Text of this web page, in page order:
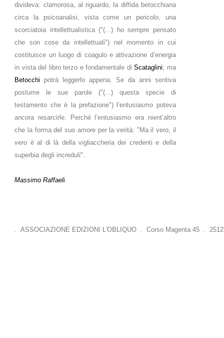
divideva: clamorosa, al riguardo, la diffida betocchiana
circa la psicoanalisi, vista come un pericolo, una
scorciatoia intellettualistica ("(...) ho sempre pensato
che son cose da intellettuali") nel momento in cui
costituisce un luogo di coagulo e attivazione d’energia
in vista del libro terzo e fondamentale diScataglini; ma
Betocchi potrà leggerlo appena. Se da anni sentiva
postume le sue parole ("(...) questa specie di
testamento che è la prefazione") l’entusiasmo poteva
ancora resarcirle. Perché l’entusiasmo era nient’altro
che la forma del suo amore per la verità: "Ma il vero, il
vero è al di là della vigliaccheria dei credenti e della
superbia degli increduli".
Massimo Raffaeli
. ASSOCIAZIONE EDIZIONI L'OBLIQUO . Corso Magenta 45 .